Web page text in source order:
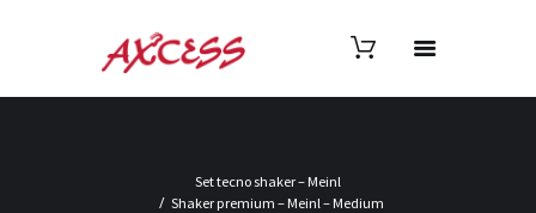
Set tecno shaker – Meinl
Shaker premium – Meinl – Medium